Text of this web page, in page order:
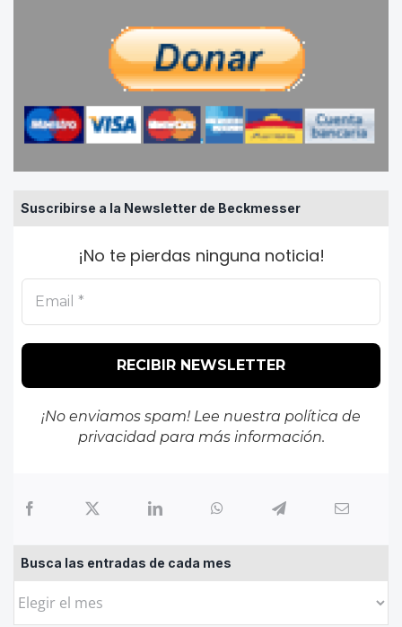
Suscribirse a la Newsletter de Beckmesser
¡No te pierdas ninguna noticia!
¡No enviamos spam! Lee nuestra política de
privacidadpara más información.
Busca las entradas de cada mes
Busca